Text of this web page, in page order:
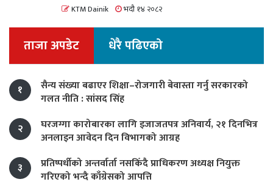
KTM Dainik भदौ १४ २०८२
ताजा अपडेट धेरै पढिएको
१
सैन्य संख्या बढाएर शिक्षा–रोजगारी बेवास्ता गर्नु सरकारको
गलत नीति : सांसद सिंह
२
घरजग्गा कारोबारका लागि इजाजतपत्र अनिवार्य, २१ दिनभित्र
अनलाइन आवेदन दिन विभागको आग्रह
३
प्रतिष्पर्धीको अन्तर्वार्ता नसकिँदै प्राधिकरण अध्यक्ष नियुक्त
गरिएको भन्दै काँग्रेसको आपत्ति